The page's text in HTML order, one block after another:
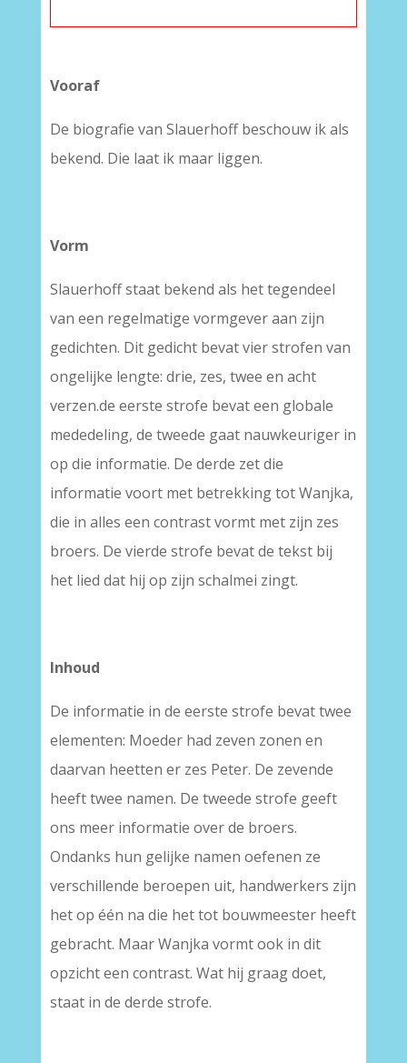
Vooraf
De biografie van Slauerhoff beschouw ik als
bekend. Die laat ik maar liggen.
Vorm
Slauerhoff staat bekend als het tegendeel
van een regelmatige vormgever aan zijn
gedichten. Dit gedicht bevat vier strofen van
ongelijke lengte: drie, zes, twee en acht
verzen.de eerste strofe bevat een globale
mededeling, de tweede gaat nauwkeuriger in
op die informatie. De derde zet die
informatie voort met betrekking tot Wanjka,
die in alles een contrast vormt met zijn zes
broers. De vierde strofe bevat de tekst bij
het lied dat hij op zijn schalmei zingt.
Inhoud
De informatie in de eerste strofe bevat twee
elementen: Moeder had zeven zonen en
daarvan heetten er zes Peter. De zevende
heeft twee namen. De tweede strofe geeft
ons meer informatie over de broers.
Ondanks hun gelijke namen oefenen ze
verschillende beroepen uit, handwerkers zijn
het op één na die het tot bouwmeester heeft
gebracht. Maar Wanjka vormt ook in dit
opzicht een contrast. Wat hij graag doet,
staat in de derde strofe.